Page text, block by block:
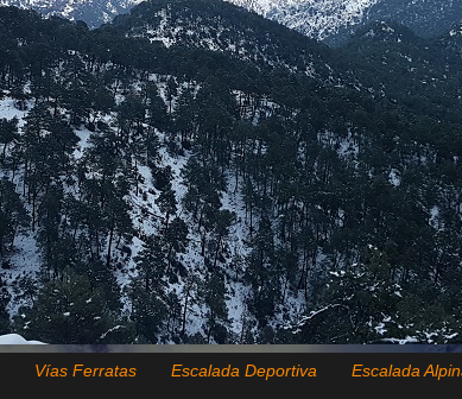
Vías Ferratas Escalada Deportiva Escalada